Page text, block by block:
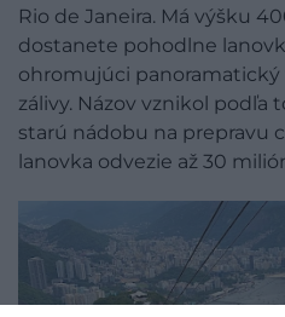
Rio de Janeira. Má výšku
dostanete pohodlne
ohromujúci panoramatický
zálivy. Názov vznikol podľa
starú nádobu na prepravu
lanovka odvezie až 30